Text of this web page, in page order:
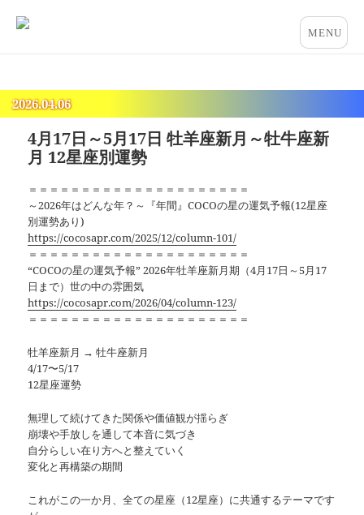
2026.04.06
4月17日～5月17日 牡羊座新月～牡牛座新
月 12星座別運勢
＝＝＝＝＝＝＝＝＝＝＝＝＝＝＝＝＝＝＝＝＝
～2026年はどんな年？～『年間』COCOの星の運気予報(12星座
別運勢あり)
https://cocosapr.com/2025/12/column-101/
＝＝＝＝＝＝＝＝＝＝＝＝＝＝＝＝＝＝＝＝＝
“COCOの星の運気予報” 2026年牡羊座新月期（4月17日～5月17
日まで）世の中の雰囲気
https://cocosapr.com/2026/04/column-123/
＝＝＝＝＝＝＝＝＝＝＝＝＝＝＝＝＝＝＝＝＝
牡羊座新月 → 牡牛座新月
4/17〜5/17
12星座運勢
無理して続けてきた関係や価値観が揺らぎ
崩壊や手放しを通して本音に気づき
自分らしい在り方へと整えていく
変化と再構築の期間
これがこの一か月、全ての星座（12星座）に共通するテーマです